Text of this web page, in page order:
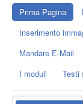
Prima Pagina
Inserimento
Mandare E-Mail
I moduli
Testi